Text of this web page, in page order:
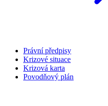
Právní předpisy
Krizové situace
Krizová karta
Povodňový plán